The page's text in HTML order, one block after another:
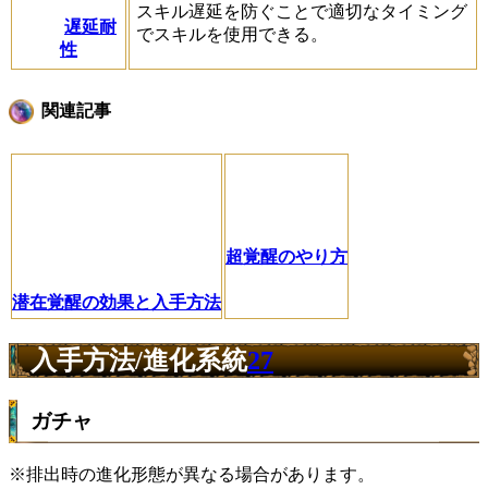
遅延耐
性
スキル遅延を防ぐことで適切なタイミング
でスキルを使用できる。
関連記事
潜在覚醒の効果と入手方法
超覚醒のやり方
入手方法/進化系統27
ガチャ
※排出時の進化形態が異なる場合があります。